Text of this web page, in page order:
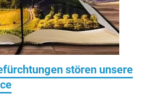
stören unsere